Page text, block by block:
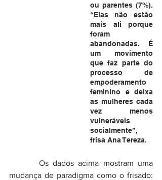
ou parentes (7%).
“Elas não estão
mais ali porque
foram
abandonadas. É
um movimento
que faz parte do
processo de
empoderamento
feminino e deixa
as mulheres cada
vez menos
vulneráveis
socialmente”,
frisa Ana Tereza.
mudança de paradigma como o frisado: